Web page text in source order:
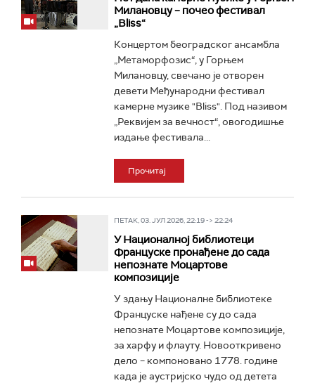
Милановцу – почео фестивал
„Bliss“
Концертом београдског ансамбла
„Метаморфозис“, у Горњем
Милановцу, свечано је отворен
девети Међународни фестивал
камерне музике "Bliss". Под називом
„Реквијем за вечност“, овогодишње
издање фестивала...
Прочитај
ПЕТАК, 03. ЈУЛ 2026, 22:19 -> 22:24
У Националној библиотеци
Француске пронађене до сада
непознате Моцартове
композиције
У здању Националне библиотеке
Француске нађене су до сада
непознате Моцартове композиције,
за харфу и флауту. Новооткривено
дело – компоновано 1778. године
када је аустријско чудо од детета